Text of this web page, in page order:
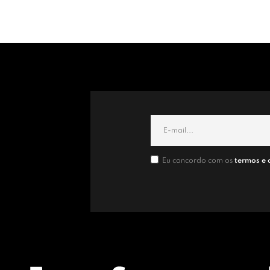
Eu concordo com os termos e